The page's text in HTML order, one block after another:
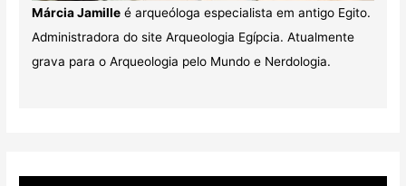
Márcia Jamilleé arqueóloga especialista em antigo Egito.
Administradora do site Arqueologia Egípcia. Atualmente
grava para o Arqueologia pelo Mundo e Nerdologia.